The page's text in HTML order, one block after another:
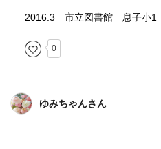
2016.3 市立図書館 息子小1
0
ゆみちゃんさん